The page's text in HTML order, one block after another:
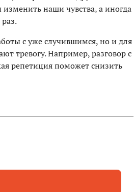
изменить наши чувства, а иногда
с уже случившимся, но и для
тревогу. Например, разговор с
репетиция поможет снизить